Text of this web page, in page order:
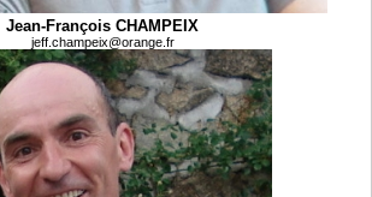
Jean-François CHAMPEIX
jeff.champeix@orange.fr